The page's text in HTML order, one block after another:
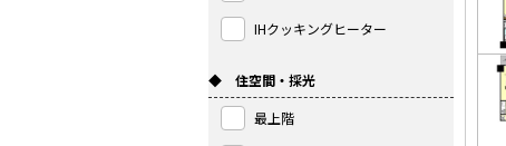
IHクッキングヒーター
◆ 住空間・採光
最上階